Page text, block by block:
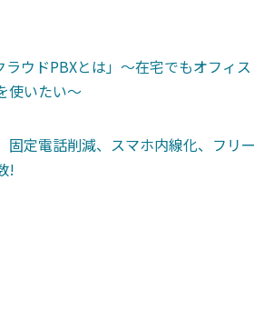
ウドPBXとは」～在宅でもオフィス
使いたい～